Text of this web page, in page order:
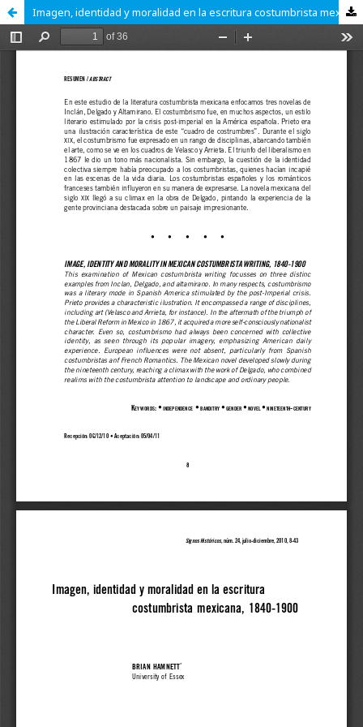
Imagen, identidad y moralidad en la escritura costumbrista mexicana, 1840-1900